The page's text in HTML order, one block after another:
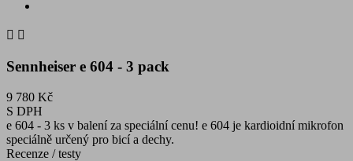
 
Sennheiser e 604 - 3 pack
9 780 Kč
S DPH
e 604 - 3 ks v balení za speciální cenu! e 604 je kardioidní mikrofon
speciálně určený pro bicí a dechy.
Recenze / testy